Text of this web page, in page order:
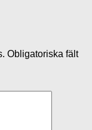
Obligatoriska fält